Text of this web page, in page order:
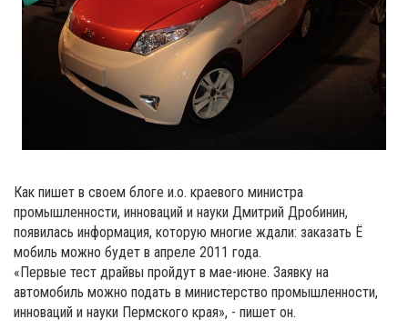
Как пишет в своем блоге и.о. краевого министра
промышленности, инноваций и науки Дмитрий Дробинин,
появилась информация, которую многие ждали: заказать Ё
мобиль можно будет в апреле 2011 года.
«Первые тест драйвы пройдут в мае-июне. Заявку на
автомобиль можно подать в министерство промышленности,
инноваций и науки Пермского края», - пишет он.